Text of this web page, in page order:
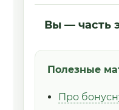
Вы — часть
Полезные
Про